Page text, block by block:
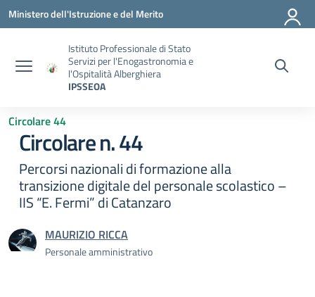
Vai ai contenuti
Vai al menu di navigazione
Vai al footer
Ministero dell'Istruzione e del Merito
Istituto Professionale di Stato
Servizi per l'Enogastronomia e
l'Ospitalità Alberghiera
IPSSEOA
Circolare 44
Circolare n. 44
Percorsi nazionali di formazione alla
transizione digitale del personale scolastico –
IIS “E. Fermi” di Catanzaro
MAURIZIO RICCA
Personale amministrativo